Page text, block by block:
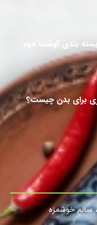
بسته بندی گوشت مهم
سالمِ خوشمزه